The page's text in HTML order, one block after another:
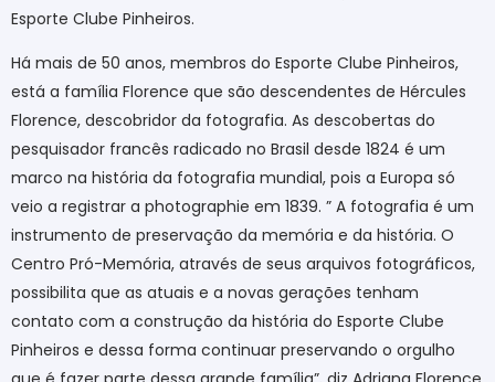
Esporte Clube Pinheiros.
Há mais de 50 anos, membros do Esporte Clube Pinheiros,
está a família Florence que são descendentes de Hércules
Florence, descobridor da fotografia. As descobertas do
pesquisador francês radicado no Brasil desde 1824 é um
marco na história da fotografia mundial, pois a Europa só
veio a registrar a photographie em 1839. ” A fotografia é um
instrumento de preservação da memória e da história. O
Centro Pró-Memória, através de seus arquivos fotográficos,
possibilita que as atuais e a novas gerações tenham
contato com a construção da história do Esporte Clube
Pinheiros e dessa forma continuar preservando o orgulho